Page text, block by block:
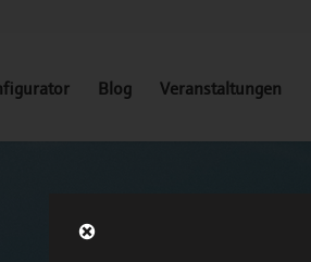
Blog Veranstaltungen